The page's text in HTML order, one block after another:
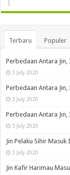
Terbaru Populer
Perbedaan Antara
3 July 2020
Perbedaan Antara
3 July 2020
Perbedaan Antara
3 July 2020
Jin Pelaku Sihir Masuk
3 July 2020
Jin Kafir Harimau